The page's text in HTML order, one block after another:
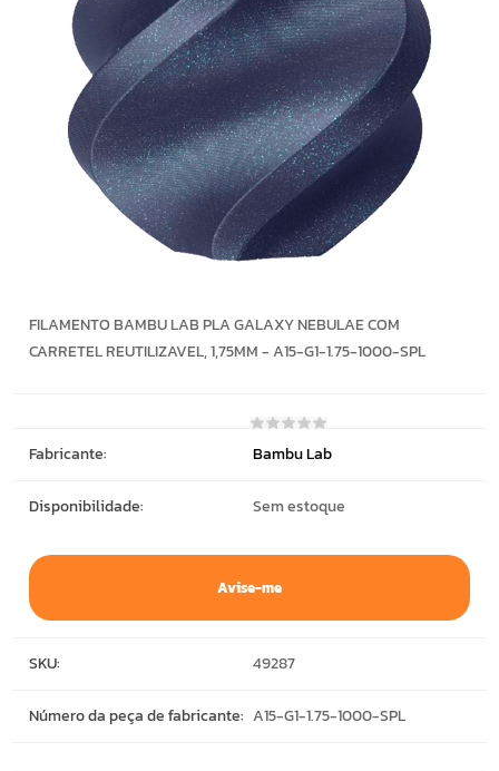
FILAMENTO BAMBU LAB PLA GALAXY NEBULAE COM
CARRETEL REUTILIZAVEL, 1,75MM - A15-G1-1.75-1000-SPL
Fabricante: Bambu Lab
Disponibilidade: Sem estoque
Avise-me
SKU: 49287
Número da peça de fabricante: A15-G1-1.75-1000-SPL